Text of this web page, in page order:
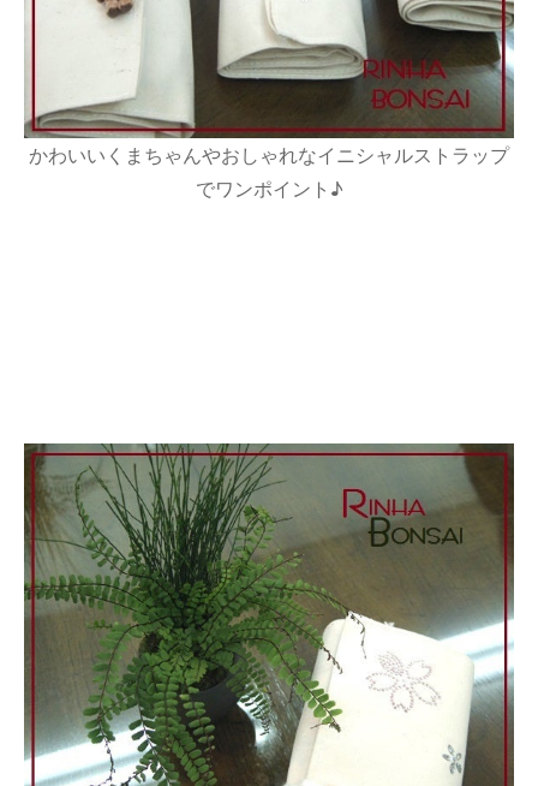
かわいいくまちゃんやおしゃれなイニシャルストラップ
でワンポイント♪